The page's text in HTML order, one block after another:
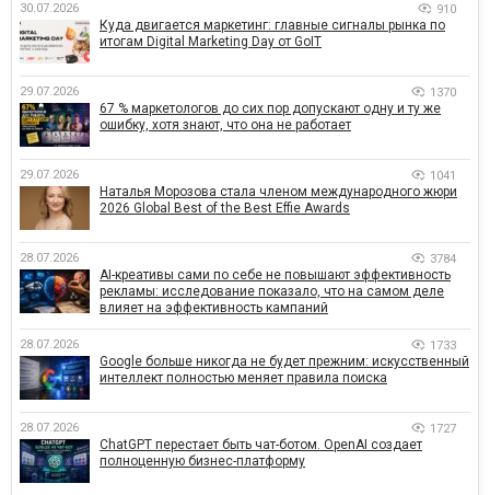
30.07.2026 910
Куда двигается маркетинг: главные сигналы рынка по
итогам Digital Marketing Day от GoIT
29.07.2026 1370
67 % маркетологов до сих пор допускают одну и ту же
ошибку, хотя знают, что она не работает
29.07.2026 1041
Наталья Морозова стала членом международного жюри
2026 Global Best of the Best Effie Awards
28.07.2026 3784
AI-креативы сами по себе не повышают эффективность
рекламы: исследование показало, что на самом деле
влияет на эффективность кампаний
28.07.2026 1733
Google больше никогда не будет прежним: искусственный
интеллект полностью меняет правила поиска
28.07.2026 1727
ChatGPT перестает быть чат-ботом. OpenAI создает
полноценную бизнес-платформу